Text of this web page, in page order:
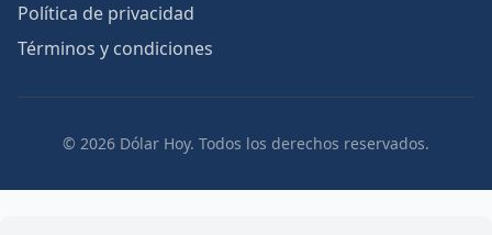
Política de privacidad
Términos y condiciones
© 2026 Dólar Hoy. Todos los derechos reservados.